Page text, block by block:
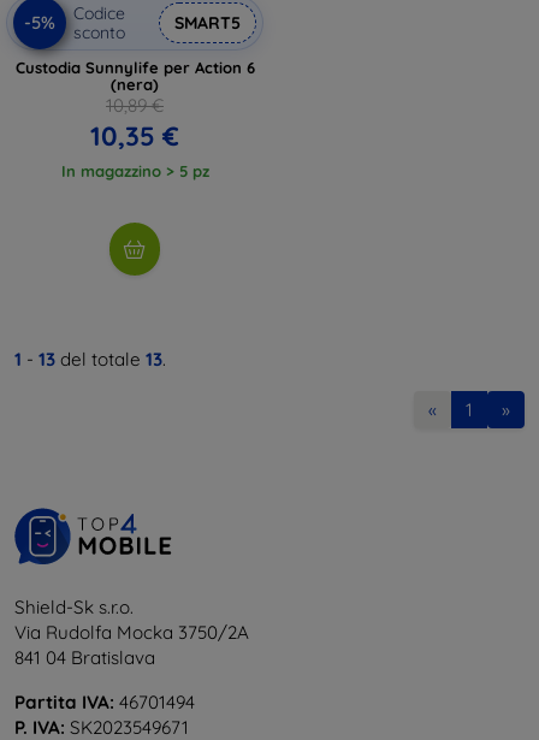
-5%
Codice
sconto
SMART5
Custodia Sunnylife per Action 6
(nera)
10,89 €
10,35 €
In magazzino > 5 pz
1 - 13 del totale 13.
« 1 »
Shield-Sk s.r.o.
Via Rudolfa Mocka 3750/2A
841 04 Bratislava
Partita IVA: 46701494
P. IVA: SK2023549671